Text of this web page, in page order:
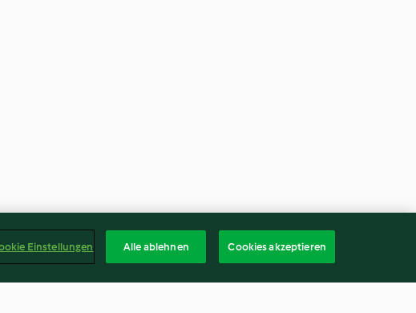
Einstellungen Alle ablehnen Cookies akzeptieren